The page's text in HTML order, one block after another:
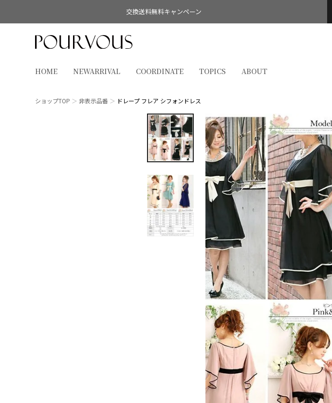
交換送料無料キャンペーン
HOME NEWARRIVAL COORDINATE TOPICS ABOUT
ショップTOP 非表示品番 ドレープ フレア シフォンドレス